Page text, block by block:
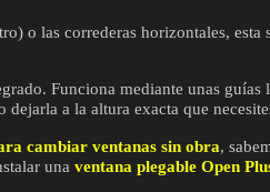
o las correderas horizontales,
Funciona mediante unas
a la altura exacta que
cambiar ventanas sin obra,
unaventana plegable Open